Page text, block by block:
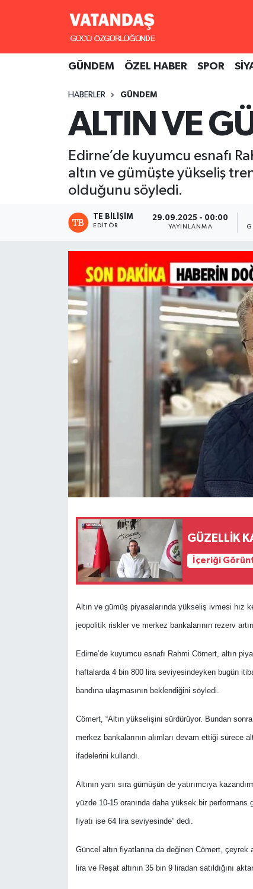
GÜNDEM ÖZEL HABER SPOR
HABERLER GÜNDEM
ALTIN VE
Edirne’de kuyumcu esnafı
altın ve gümüşte yükseliş
olduğunu söyledi.
TE BILIŞIM
EDITÖR
29.09.2025 - 00:00
YAYINLANMA
GÜZELLİK
İçeriği
Altın ve gümüş piyasalarında yükseliş ivmesi hız
jeopolitik riskler ve merkez bankalarının rezerv
Edirne’de kuyumcu esnafı Rahmi Cömert, altın
haftalarda 4 bin 800 lira seviyesindeyken bugün
bandına ulaşmasının beklendiğini söyledi.
Cömert, “Altın yükselişini sürdürüyor. Bundan
merkez bankalarının alımları devam ettiği sürece
ifadelerini kullandı.
Altının yanı sıra gümüşün de yatırımcıya
yüzde 10-15 oranında daha yüksek bir
fiyatı ise 64 lira seviyesinde” dedi.
Güncel altın fiyatlarına da değinen Cömert, çeyrek
lira ve Reşat altının 35 bin 9 liradan satıldığını
GÜNDEM
SİYASET
Hava Durumu
Tüm Manşetler
Son Dakika Haberleri
Haber Arşivi